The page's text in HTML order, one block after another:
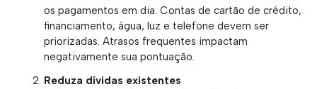
os pagamentos em dia. Contas de cartão de crédito,
financiamento, água, luz e telefone devem ser
priorizadas. Atrasos frequentes impactam
negativamente sua pontuação.
Reduza dívidas existentes